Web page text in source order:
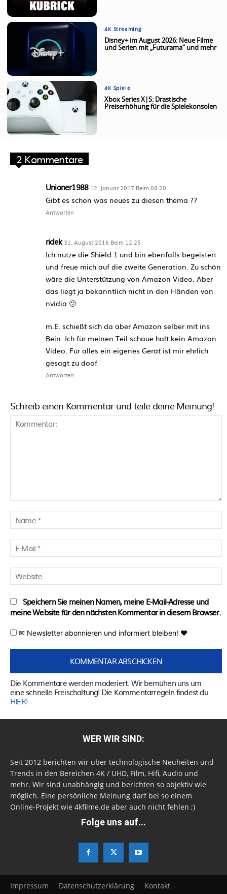
4K Streaming
Disney+ im August 2026: Neue Filme
und Serien mit „Futurama“ und mehr
4K Spiele
Xbox Series X|S: Drastische
Preiserhöhung für die Spielekonsolen
2 Kommentare
Unioner1988 12. Januar 2017 Beim 08:20
Gibt es schon was neues zu diesen thema ??
Antworten
ridek 31. August 2016 Beim 12:25
Ich nutze die Shield 1 und bin ebenfalls begeistert
und freue mich auf die zweite Generation. Zu schön
wäre die Unterstützung von Amazon Video. Aber
das liegt ja bekanntlich nicht in den Händen von
nvidia 🙁
m.E. schießt sich da aber Amazon selber mit ins
Bein. Ich für meinen Teil schaue halt kein Amazon
Video. Für alles ein eigenes Gerät ist mir ehrlich
gesagt zu doof
Antworten
Schreib einen Kommentar und teile deine Meinung!
Speichern Sie meinen Namen, meine E-Mail-Adresse und
meine Website für den nächsten Kommentar in diesem Browser.
✉ Newsletter abonnieren und informiert bleiben! ♥
Die Kommentare werden moderiert. Wir bemühen uns um
eine schnelle Freischaltung! Die Kommentarregeln findest du
HIER!
WER WIR SIND:
Seit 2012 berichten wir über technologische Neuheiten und
Trends in den Bereichen 4K / UHD, Film, Hifi, Audio und
mehr. Wir sind unabhängig und berichten so objektiv wie
möglich. Eine persönliche Meinung darf bei so einem
Online-Projekt wie 4kfilme.de aber auch nicht fehlen ;)
Folge uns auf...
Impressum Datenschutzerklärung Kontakt